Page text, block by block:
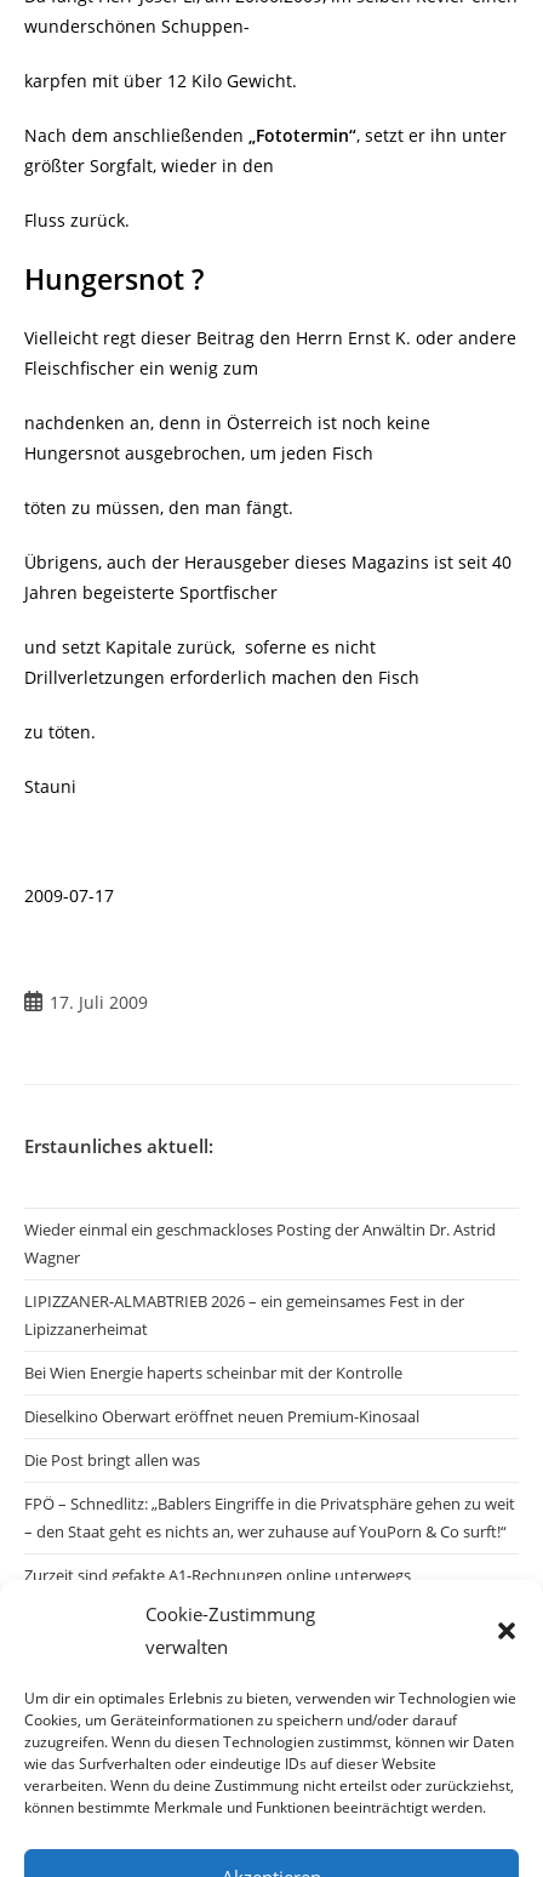
Cookie-Zustimmung
verwalten
Um dir ein optimales Erlebnis zu bieten, verwenden wir Technologien wie
Cookies, um Geräteinformationen zu speichern und/oder darauf
zuzugreifen. Wenn du diesen Technologien zustimmst, können wir Daten
wie das Surfverhalten oder eindeutige IDs auf dieser Website
verarbeiten. Wenn du deine Zustimmung nicht erteilst oder zurückziehst,
können bestimmte Merkmale und Funktionen beeinträchtigt werden.
wunderschönen Schuppen-
karpfen mit über 12 Kilo Gewicht.
Nach dem anschließenden „Fototermin“, setzt er ihn unter
größter Sorgfalt, wieder in den
Fluss zurück.
Hungersnot ?
Vielleicht regt dieser Beitrag den Herrn Ernst K. oder andere
Fleischfischer ein wenig zum
nachdenken an, denn in Österreich ist noch keine
Hungersnot ausgebrochen, um jeden Fisch
töten zu müssen, den man fängt.
Übrigens, auch der Herausgeber dieses Magazins ist seit 40
Jahren begeisterte Sportfischer
und setzt Kapitale zurück, soferne es nicht
Drillverletzungen erforderlich machen den Fisch
zu töten.
Stauni
2009-07-17
Beitrag17. Juli 2009
Erstaunliches aktuell:
Wieder einmal ein geschmackloses Posting der Anwältin Dr. Astrid
Wagner
LIPIZZANER-ALMABTRIEB 2026 – ein gemeinsames Fest in der
Lipizzanerheimat
Bei Wien Energie haperts scheinbar mit der Kontrolle
Dieselkino Oberwart eröffnet neuen Premium-Kinosaal
Die Post bringt allen was
FPÖ – Schnedlitz: „Bablers Eingriffe in die Privatsphäre gehen zu weit
– den Staat geht es nichts an, wer zuhause auf YouPorn & Co surft!“
Zurzeit sind gefakte A1-Rechnungen online unterwegs
Salzburgs Juden und ihre Sicherheit: „Erst nach einem Anschlag wäre
die Gefahr endlich konkret!“
Biologisches Wunder in Ceuta
Ein vermeintliches Abschiebemärchen
Archiv